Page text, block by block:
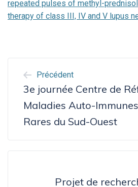
repeated pulses of methyl-
therapy of class III, IV and V lupus
L’ARTICLE
Précédent
3e journée Centre de
Maladies Auto-
Rares du Sud-Ouest
Projet de